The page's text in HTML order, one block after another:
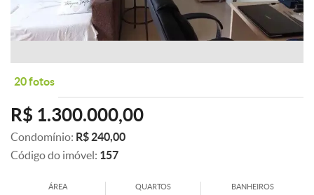
20 fotos
R$ 1.300.000,00
Condomínio: R$ 240,00
Código do imóvel: 157
ÁREA QUARTOS BANHEIROS